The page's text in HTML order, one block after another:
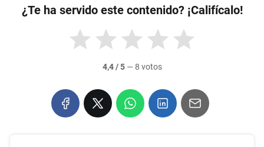
¿Te ha servido este contenido? ¡Califícalo!
4,4 / 5— 8 votos